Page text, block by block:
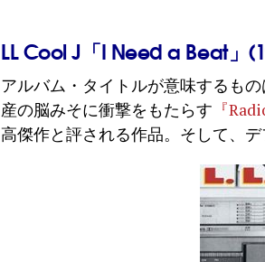
LL Cool J「I Need a Beat」
アルバム・タイトルが意味するも
産の脳みそに衝撃をもたらす 『
高傑作と評される作品。そして、